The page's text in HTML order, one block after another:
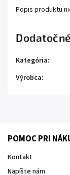
Popis produktu
Kategória:
Výrobca:
POMOC PRI
Kontakt
Napíšte nám